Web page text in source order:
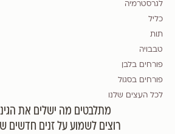
לגרסטרמיה
כליל
תות
טבבויה
פורחים בלבן
פורחים בסגול
לכל העצים שלנו
מתלבטים מה ישלים את
רוצים לשמוע על זנים חדשים